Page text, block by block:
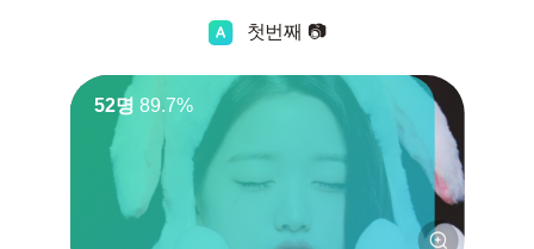
첫번째 📷
52명 89.7%